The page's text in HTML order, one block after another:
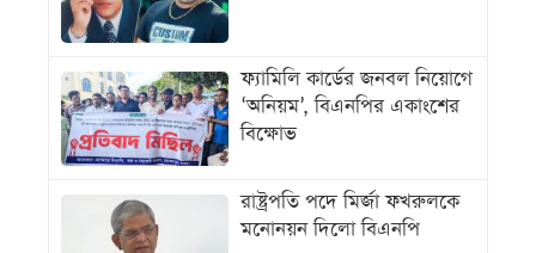
ফ্যামিলি কার্ডের জনবল নিয়োগে
‘অনিয়ম’, বিএনপির একাংশের
বিক্ষোভ
রাষ্ট্রপতি পদে মির্জা ফখরুলকে
মনোনয়ন দিলো বিএনপি